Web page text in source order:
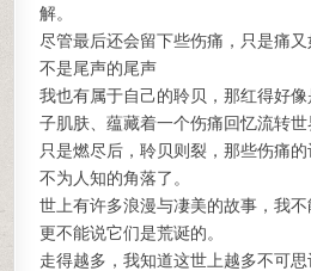
解。
尽管最后还会留下些伤痛，只是痛
不是尾声的尾声
我也有属于自己的聆贝，那红得好
子肌肤、蕴藏着一个伤痛回忆流转世
只是燃尽后，聆贝则裂，那些伤痛
不为人知的角落了。
世上有许多浪漫与凄美的故事，我
更不能说它们是荒诞的。
走得越多，我知道这世上越多不可思